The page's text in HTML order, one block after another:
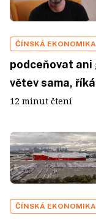
ČÍNSKÁ EKONOMIKA
podceňovat
větev sama,
12 minut čtení
ČÍNSKÁ EKONOMIKA